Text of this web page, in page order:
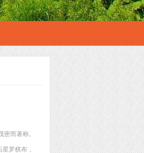
而著称。
罗棋布，